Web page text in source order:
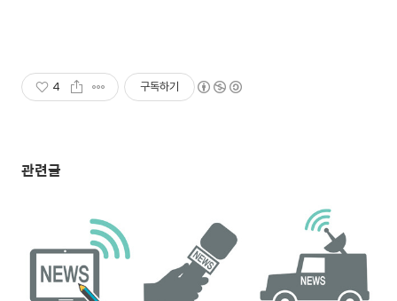
4 구독하기
관련글